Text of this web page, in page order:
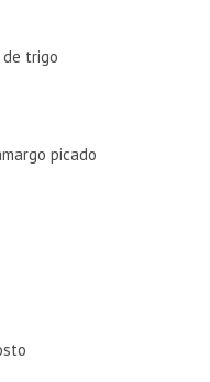
trigo
picado